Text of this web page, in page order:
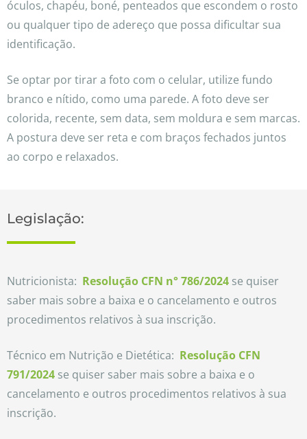
óculos, chapéu, boné, penteados que escondem o rosto
ou qualquer tipo de adereço que possa dificultar sua
identificação.
Se optar por tirar a foto com o celular, utilize fundo
branco e nítido, como uma parede. A foto deve ser
colorida, recente, sem data, sem moldura e sem marcas.
A postura deve ser reta e com braços fechados juntos
ao corpo e relaxados.
Legislação:
Nutricionista: Resolução CFN n° 786/2024 se quiser
saber mais sobre a baixa e o cancelamento e outros
procedimentos relativos à sua inscrição.
Técnico em Nutrição e Dietética: Resolução CFN
791/2024 se quiser saber mais sobre a baixa e o
cancelamento e outros procedimentos relativos à sua
inscrição.